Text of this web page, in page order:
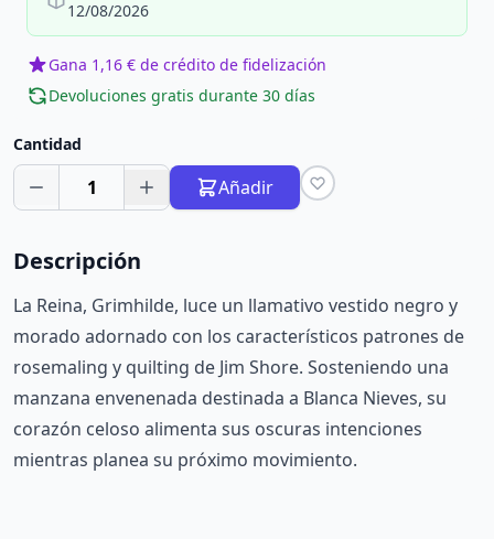
12/08/2026
Gana 1,16 € de crédito de fidelización
Devoluciones gratis durante 30 días
Cantidad
1 Añadir
Descripción
La Reina, Grimhilde, luce un llamativo vestido negro y
morado adornado con los característicos patrones de
rosemaling y quilting de Jim Shore. Sosteniendo una
manzana envenenada destinada a Blanca Nieves, su
corazón celoso alimenta sus oscuras intenciones
mientras planea su próximo movimiento.